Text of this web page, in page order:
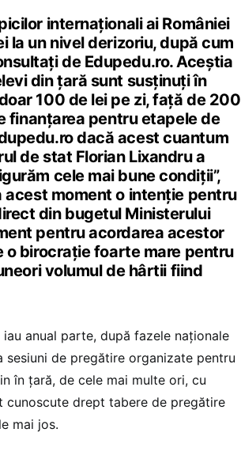
internaționali ai României
la un nivel derizoriu, după cum
de Edupedu.ro. Aceștia
din țară sunt susținuți în
100 de lei pe zi, față de 200
finanțarea pentru etapele de
dacă acest cuantum
de stat Florian Lixandru a
cele mai bune condiții”,
acest moment o intenție pentru
din bugetul Ministerului
pentru acordarea acestor
o birocrație foarte mare pentru
volumul de hârtii fiind
anual parte, după fazele naționale
de pregătire organizate pentru
în țară, de cele mai multe ori, cu
cunoscute drept tabere de pregătire
mai jos.